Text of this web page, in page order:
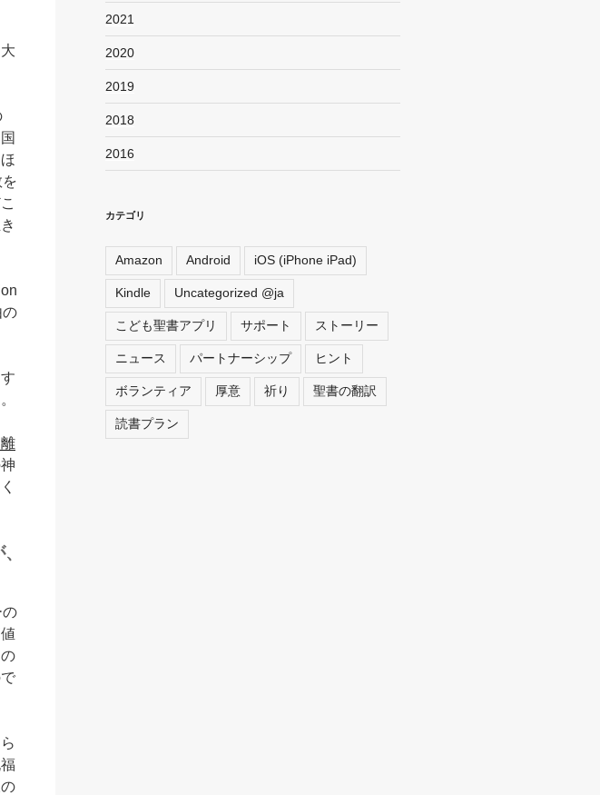
の
の
2021
2020
2019
2018
2016
カテゴリ
Amazon Android iOS (iPhone iPad)
Kindle Uncategorized @ja
こども聖書アプリ サポート ストーリー
ニュース パートナーシップ ヒント
ボランティア 厚意 祈り 聖書の翻訳
読書プラン